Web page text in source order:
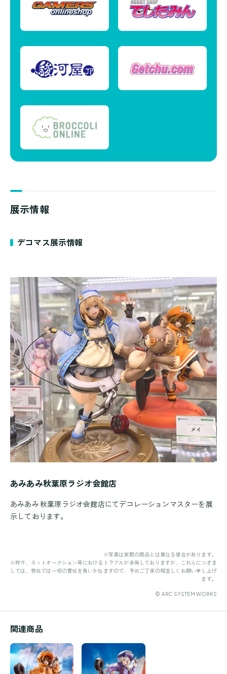
展示情報
デコマス展示情報
あみあみ秋葉原ラジオ会館店
あみあみ 秋葉原ラジオ会館店にてデコレーションマスターを展
示しております。
※写真は実際の商品とは異なる場合があります。
※昨今、ネットオークション等におけるトラブルが多発しておりますが、これらにつきま
しては、弊社では一切の責任を負いかねますので、予めご了承の程宜しくお願い申し上げ
ます。
© ARC SYSTEM WORKS
関連商品